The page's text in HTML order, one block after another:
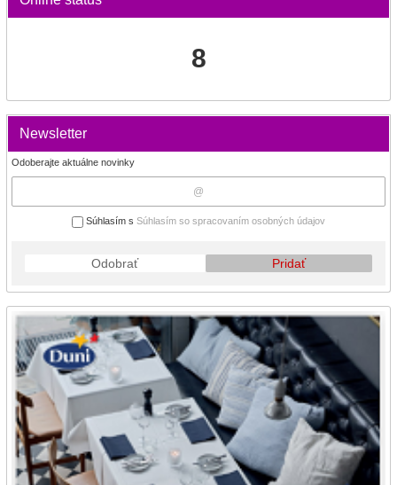
8
Newsletter
Odoberajte aktuálne novinky
Súhlasím s Súhlasím so spracovaním osobných údajov
Odobrať Pridať